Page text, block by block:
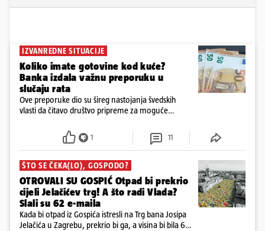
IZVANREDNE SITUACIJE
Koliko imate gotovine kod kuće?
Banka izdala važnu preporuku u
slučaju rata
Ove preporuke dio su šireg nastojanja švedskih
vlasti da čitavo društvo pripreme za moguće
1 11
ŠTO SE ČEKA(LO), GOSPODO?
OTROVALI SU GOSPIĆ Otpad bi prekrio
cijeli Jelačićev trg! A što radi Vlada?
Slali su 62 e-maila
Kada bi otpad iz Gospića istresli na Trg bana Josipa
Jelačića u Zagrebu, prekrio bi ga, a visina bi bila 6